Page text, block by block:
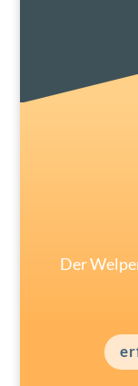
Der